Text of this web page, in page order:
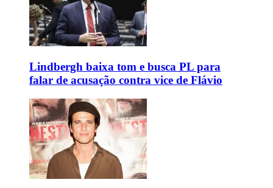
Lindbergh baixa tom e busca PL para
falar de acusação contra vice de Flávio